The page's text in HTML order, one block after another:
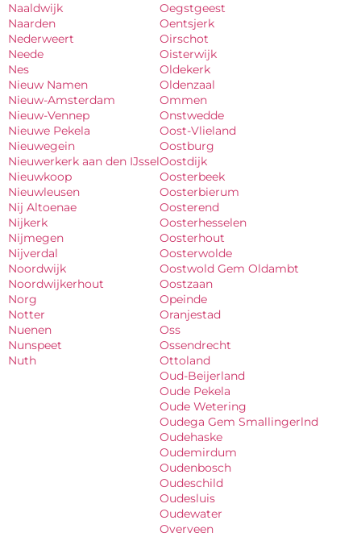
Naaldwijk
Naarden
Nederweert
Neede
Nes
Nieuw Namen
Nieuw-Amsterdam
Nieuw-Vennep
Nieuwe Pekela
Nieuwegein
Nieuwerkerk aan den IJssel
Nieuwkoop
Nieuwleusen
Nij Altoenae
Nijkerk
Nijmegen
Nijverdal
Noordwijk
Noordwijkerhout
Norg
Notter
Nuenen
Nunspeet
Nuth
Oegstgeest
Oentsjerk
Oirschot
Oisterwijk
Oldekerk
Oldenzaal
Ommen
Onstwedde
Oost-Vlieland
Oostburg
Oostdijk
Oosterbeek
Oosterbierum
Oosterend
Oosterhesselen
Oosterhout
Oosterwolde
Oostwold Gem Oldambt
Oostzaan
Opeinde
Oranjestad
Oss
Ossendrecht
Ottoland
Oud-Beijerland
Oude Pekela
Oude Wetering
Oudega Gem Smallingerlnd
Oudehaske
Oudemirdum
Oudenbosch
Oudeschild
Oudesluis
Oudewater
Overveen